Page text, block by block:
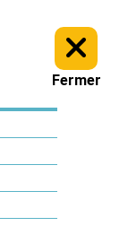
Fermer